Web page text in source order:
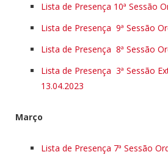
Lista de Presença 10ª Sessão
Lista de Presença 9ª Sessão
Lista de Presença 8ª Sessão
Lista de Presença 3ª Sessão
13.04.2023
Março
Lista de Presença 7ª Sessão